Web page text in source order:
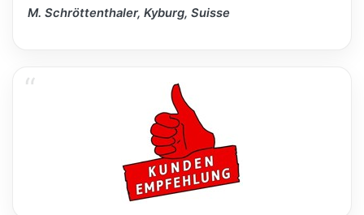
M. Schröttenthaler, Kyburg, Suisse